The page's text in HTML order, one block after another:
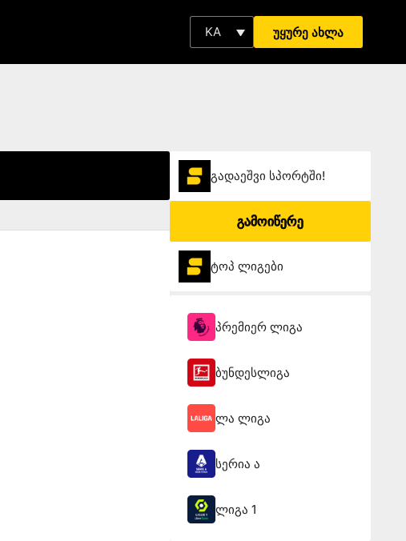
KA უყურე ახლა
გადაეშვი სპორტში!
გამოიწერე
ტოპ ლიგები
პრემიერ ლიგა
ბუნდესლიგა
ლა ლიგა
სერია ა
ლიგა 1